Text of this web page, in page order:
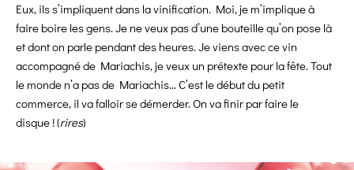
Eux, ils s’impliquent dans la vinification. Moi, je m’implique à
faire boire les gens. Je ne veux pas d’une bouteille qu’on pose là
et dont on parle pendant des heures. Je viens avec ce vin
accompagné de Mariachis, je veux un prétexte pour la fête. Tout
le monde n’a pas de Mariachis… C’est le début du petit
commerce, il va falloir se démerder. On va finir par faire le
disque ! (rires)